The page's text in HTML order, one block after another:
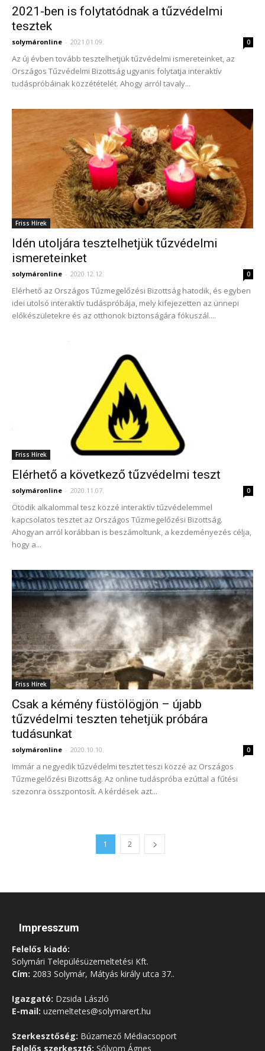
2021-ben is folytatódnak a tűzvédelmi
tesztek
solymáronline - 2021.01.09. 0
Az új évben tovább tesztelhetjük tűzvédelmi ismereteinket, az
Országos Tűzvédelmi Bizottság ugyanis folytatja interaktív
tudáspróbáinak közzétételét. Ahogy arról tavaly...
Friss Hírek
Idén utoljára tesztelhetjük tűzvédelmi
ismereteinket
solymáronline - 2020.12.12. 0
Elérhető az Országos Tűzmegelőzési Bizottság hatodik, és egyben
idei utolsó interaktív tudáspróbája, mely kifejezetten az ünnepi
előkészületekre és az otthonok biztonságára fókuszál....
Friss Hírek
Elérhető a következő tűzvédelmi teszt
solymáronline - 2020.11.07. 0
Ötödik alkalommal tesz közzé interaktív tűzvédelemmel
kapcsolatos tesztet az Országos Tűzmegelőzési Bizottság.
Ahogyan arról korábban is beszámoltunk, a kezdeményezés célja,
hogy a...
Friss Hírek
Csak a kémény füstölögjön – újabb
tűzvédelmi teszten tehetjük próbára
tudásunkat
solymáronline - 2020.10.10. 0
Immár a negyedik tűzvédelmi tesztet teszi közzé az Országos
Tűzmegelőzési Bizottság. Az online tudáspróba ezúttal a fűtési
szezonra összpontosít. A kérdések azt...
1 2
Impresszum
Felelős kiadó:
Solymári Településüzemeltetési Kft.
Cím: 2083 Solymár, Mátyás király utca 37..
Igazgató: Dzsida László
E-mail: uzemeltetes@solymarert.hu
Szerkesztőség: Búzamező Médiacsoport
Felelős szerkesztő: Sólyom Ágnes